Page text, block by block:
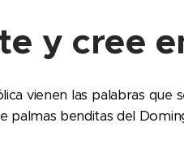
y cree
vienen las palabras
palmas benditas del